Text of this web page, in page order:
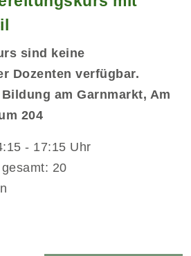
sind keine
Dozenten verfügbar.
am Garnmarkt, Am
204
- 17:15 Uhr
20